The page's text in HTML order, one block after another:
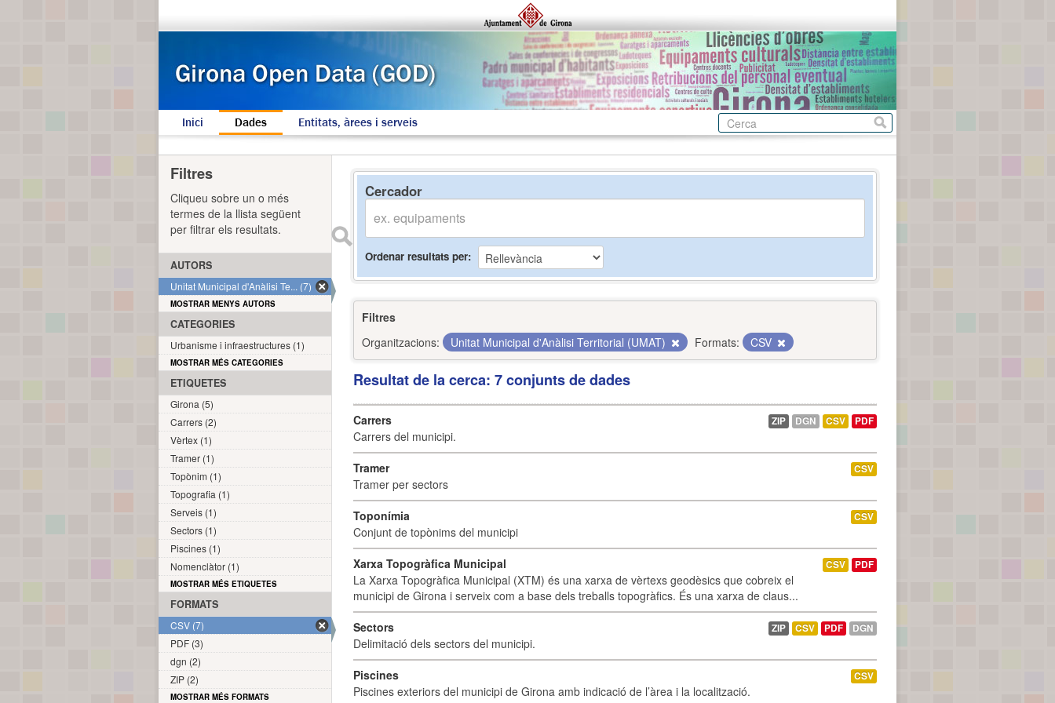
Inici Dades Entitats, àrees i serveis
Cercador
Ordenar resultats per
Filtres
Organitzacions:
Unitat Municipal d'Anàlisi Territorial (UMAT) Formats: CSV
Resultat de la cerca: 7 conjunts de dades
Carrers
Carrers del municipi.
ZIP DGN CSV PDF
Tramer
Tramer per sectors
CSV
Toponímia
Conjunt de topònims del municipi
CSV
Xarxa Topogràfica Municipal
La Xarxa Topogràfica Municipal (XTM) és una xarxa de vèrtexs geodèsics que cobreix el
municipi de Girona i serveix com a base dels treballs topogràfics. És una xarxa de claus...
CSV PDF
Sectors
Delimitació dels sectors del municipi.
ZIP CSV PDF DGN
Piscines
Piscines exteriors del municipi de Girona amb indicació de l’àrea i la localització.
CSV
Filtres
Cliqueu sobre un o més
termes de la llista següent
per filtrar els resultats.
AUTORS
Unitat Municipal d'Anàlisi Te... (7)
MOSTRAR MENYS AUTORS
CATEGORIES
Urbanisme i infraestructures (1)
MOSTRAR MÉS CATEGORIES
ETIQUETES
Girona (5)
Carrers (2)
Vèrtex (1)
Tramer (1)
Topònim (1)
Topografia (1)
Serveis (1)
Sectors (1)
Piscines (1)
Nomenclàtor (1)
MOSTRAR MÉS ETIQUETES
FORMATS
CSV (7)
PDF (3)
dgn (2)
ZIP (2)
MOSTRAR MÉS FORMATS